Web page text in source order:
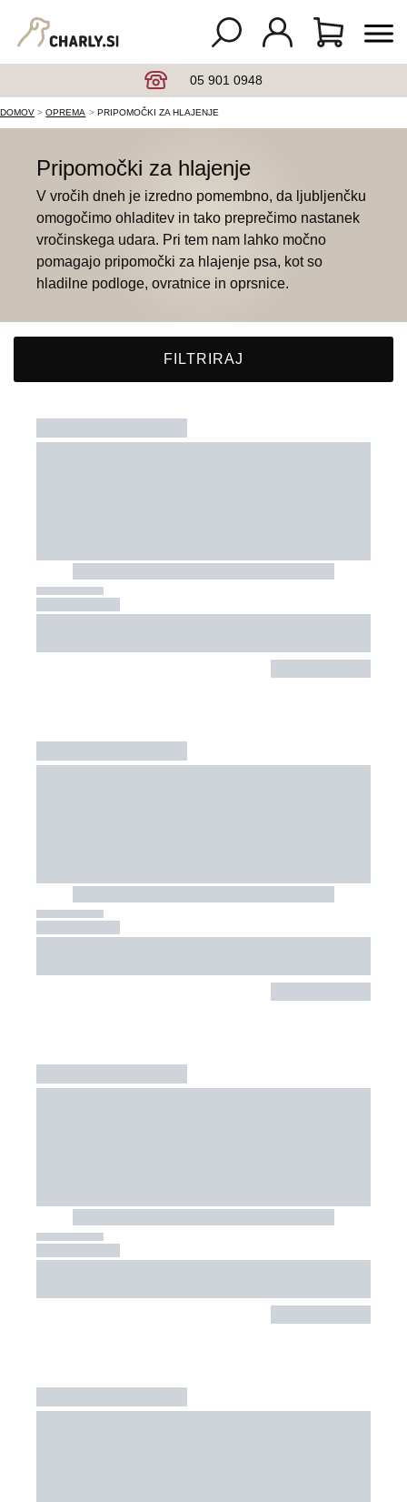
05 901 0948
DOMOV OPREMA PRIPOMOČKI ZA HLAJENJE
Pripomočki za hlajenje
V vročih dneh je izredno pomembno, da ljubljenčku
omogočimo ohladitev in tako preprečimo nastanek
vročinskega udara. Pri tem nam lahko močno
pomagajo pripomočki za hlajenje psa, kot so
hladilne podloge, ovratnice in oprsnice.
FILTRIRAJ